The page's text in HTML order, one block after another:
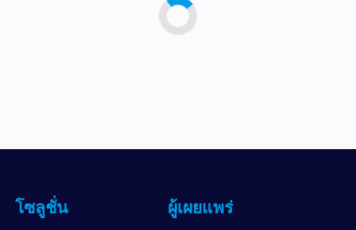
โซลูชั่น ผู้เผยแพร่